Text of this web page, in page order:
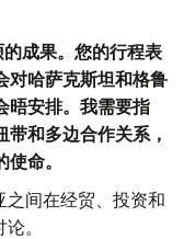
成果。您的行程表
对哈萨克斯坦和格鲁
晤安排。我需要指
和多边合作关系，
命。
间在经贸、投资和
。